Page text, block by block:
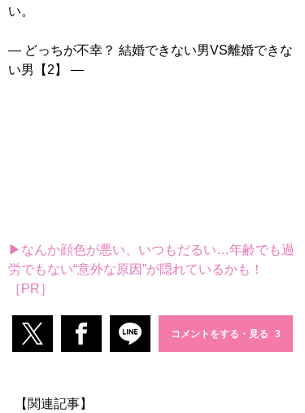
い。
― どっちが不幸？ 結婚できない男VS離婚できな
い男【2】 ―
▶なんか顔色が悪い、いつもだるい…年齢でも過
労でもない“意外な原因”が隠れているかも！
［PR］
コメントをする・見る
【関連記事】